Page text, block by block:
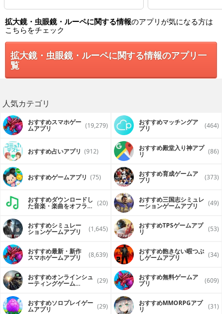
拡大鏡・虫眼鏡・ルーペに関する情報のアプリが気になる方は
こちらをチェック
拡大鏡・虫眼鏡・ルーペに関する情報のアプリ一
覧
人気カテゴリ
おすすめスマホゲー
ムアプリ (19,279) おすすめマッチングア
プリ (464)
おすすめ占いアプリ (912) おすすめ殿堂入り神アプ
リ (86)
おすすめゲームアプリ (75) おすすめ育成ゲームア
プリ (373)
おすすめダウンロードし
た音楽・楽曲をオフライ (20) おすすめ三国志シミュレ
ーションゲームアプリ (49)
おすすめシミュレー
ションゲームアプリ (1,645) おすすめTPSゲームアプ
リ (53)
おすすめ最新・新作
スマホゲームアプリ (8,639) おすすめ飽きない暇つぶ
しゲームアプリ (34)
おすすめオンラインシュ
ーティングゲーム (29) おすすめ無料ゲームア
プリ (609)
おすすめソロプレイゲー
ムアプリ (29) おすすめ MMORPGアプ
リ (31)